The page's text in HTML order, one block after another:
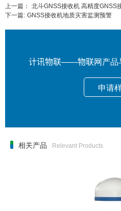
上一篇： 北斗GNSS接收机 高精度GNSS
下一篇: GNSS接收机地质灾害监测预警
计讯物联——物联网产品
申请
相关产品 Relevant Products